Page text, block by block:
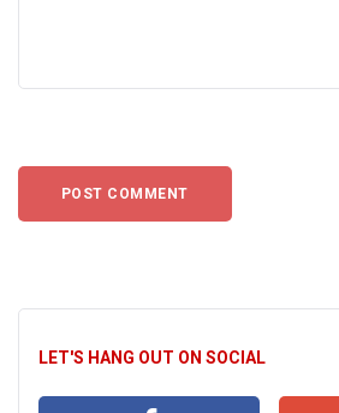
LET'S HANG OUT ON SOCIAL